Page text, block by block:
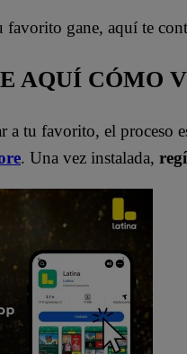
favorito gane, aquí te
AQUÍ CÓMO
a tu favorito, el proceso
. Una vez instalada,